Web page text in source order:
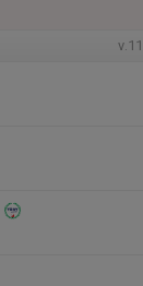
v.11